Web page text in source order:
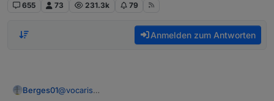
655
73 231.3k 79
Anmelden zum Antworten
Berges01@vocaris